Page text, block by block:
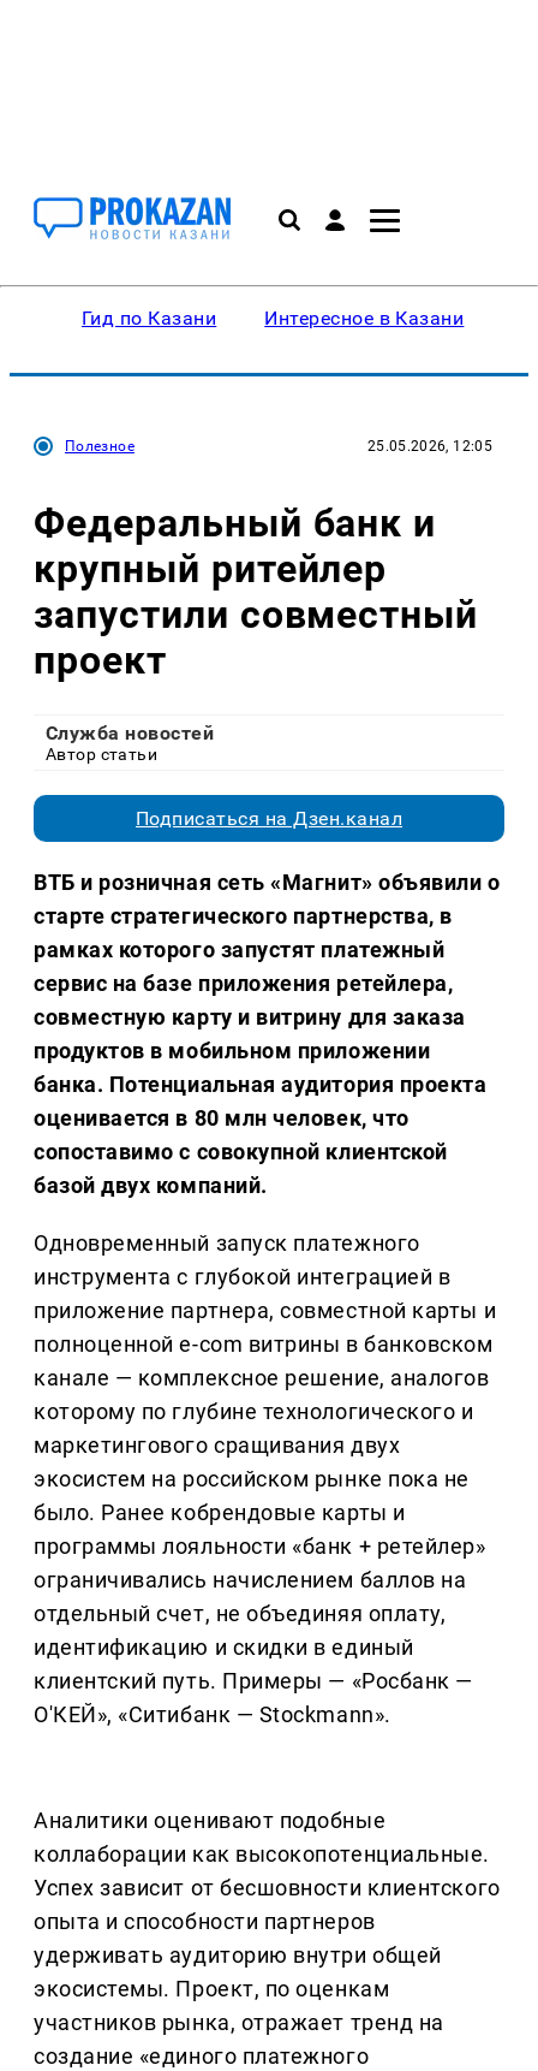
Гид по Казани Интересное в Казани
Полезное 25.05.2026, 12:05
Федеральный банк и
крупный ритейлер
запустили совместный
проект
Служба новостей
Автор статьи
Подписаться на Дзен.канал
ВТБ и розничная сеть «Магнит» объявили о
старте стратегического партнерства, в
рамках которого запустят платежный
сервис на базе приложения ретейлера,
совместную карту и витрину для заказа
продуктов в мобильном приложении
банка. Потенциальная аудитория проекта
оценивается в 80 млн человек, что
сопоставимо с совокупной клиентской
базой двух компаний.
Одновременный запуск платежного
инструмента с глубокой интеграцией в
приложение партнера, совместной карты и
полноценной e-com витрины в банковском
канале — комплексное решение, аналогов
которому по глубине технологического и
маркетингового сращивания двух
экосистем на российском рынке пока не
было. Ранее кобрендовые карты и
программы лояльности «банк + ретейлер»
ограничивались начислением баллов на
отдельный счет, не объединяя оплату,
идентификацию и скидки в единый
клиентский путь. Примеры — «Росбанк —
О'КЕЙ», «Ситибанк — Stockmann».
Аналитики оценивают подобные
коллаборации как высокопотенциальные.
Успех зависит от бесшовности клиентского
опыта и способности партнеров
удерживать аудиторию внутри общей
экосистемы. Проект, по оценкам
участников рынка, отражает тренд на
создание «единого платежного